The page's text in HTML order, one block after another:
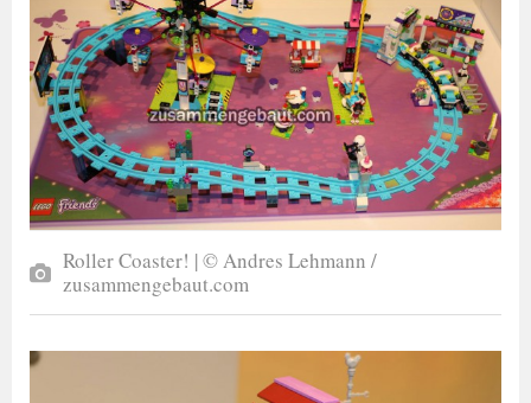
Roller Coaster! | © Andres Lehmann /
zusammengebaut.com